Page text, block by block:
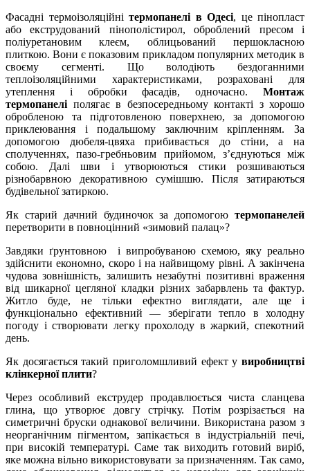
Фасадні термоізоляційні термопанелі в Одесі, це пінопласт
або екструдований пінополістирол, оброблений пресом і
поліуретановим клеєм, облицьований першокласною
плиткою. Вони є показовим прикладом популярних методик в
своєму сегменті. Що володіють бездоганними
теплоізоляційними характеристиками, розраховані для
утеплення і обробки фасадів, одночасно. Монтаж
термопанелі полягає в безпосередньому контакті з хорошо
обробленою та підготовленою поверхнею, за допомогою
приклеювання і подальшому заключним кріпленням. За
допомогою дюбеля-цвяха прибивається до стіни, а на
сполученнях, пазо-гребньовим прийомом, з’єднуються між
собою. Далі шви і утворюються стики розшиваються
різнобарвною декоративною сумішшю. Після затираються
будівельної затиркою.
Як старий дачний будиночок за допомогою термопанелей
перетворити в повноцінний «зимовий палац»?
Завдяки ґрунтовною і випробуваною схемою, яку реально
здійснити економно, скоро і на найвищому рівні. А закінчена
чудова зовнішність, залишить незабутні позитивні враження
від шикарної цегляної кладки різних забарвлень та фактур.
Житло буде, не тільки ефектно виглядати, але ще і
функціонально ефективний — зберігати тепло в холодну
погоду і створювати легку прохолоду в жаркий, спекотний
день.
Як досягається такий приголомшливий ефект у виробництві
клінкерної плити?
Через особливий екструдер продавлюється чиста сланцева
глина, що утворює довгу стрічку. Потім розрізається на
симетричні бруски однакової величини. Використана разом з
неорганічним пігментом, запікається в індустріальній печі,
при високій температурі. Саме так виходить готовий виріб,
яке можна вільно використовувати за призначенням. Так само,